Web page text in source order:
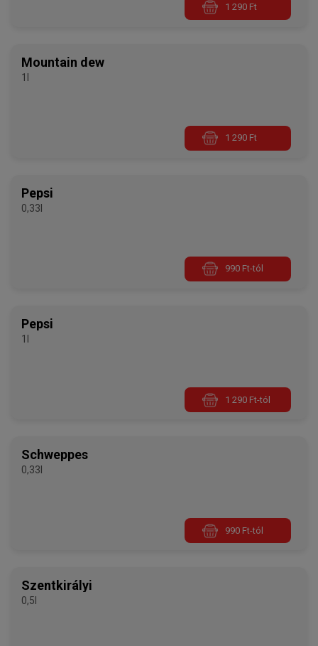
1 290 Ft
Mountain dew
1l
1 290 Ft
Pepsi
0,33l
990 Ft-tól
Pepsi
1l
1 290 Ft-tól
Schweppes
0,33l
990 Ft-tól
Szentkirályi
0,5l